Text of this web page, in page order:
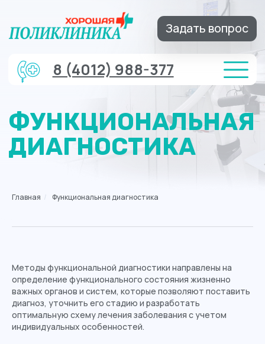
Задать вопрос
ФУНКЦИОНАЛЬНАЯ
Главная / Функциональная диагностика
Методы функциональной диагностики направлены на
определение функционального состояния жизненно
важных органов и систем, которые позволяют поставить
диагноз, уточнить его стадию и разработать
оптимальную схему лечения заболевания с учетом
индивидуальных особенностей.